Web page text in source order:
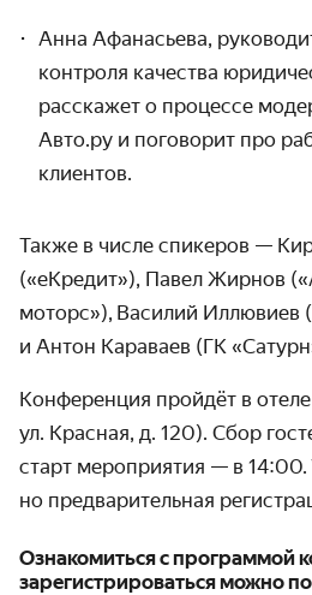
Анна Афанасьева,
контроля качества
расскажет о процессе
Авто.ру и поговорит про
клиентов.
Также в числе спикеров —
(«еКредит»), Павел Жирнов
моторс»), Василий Иллювиев
и Антон Караваев (ГК
Конференция пройдёт в
ул. Красная, д. 120). Сбор
старт мероприятия — в 14:00.
но предварительная
Ознакомиться с программой
зарегистрироваться можно по